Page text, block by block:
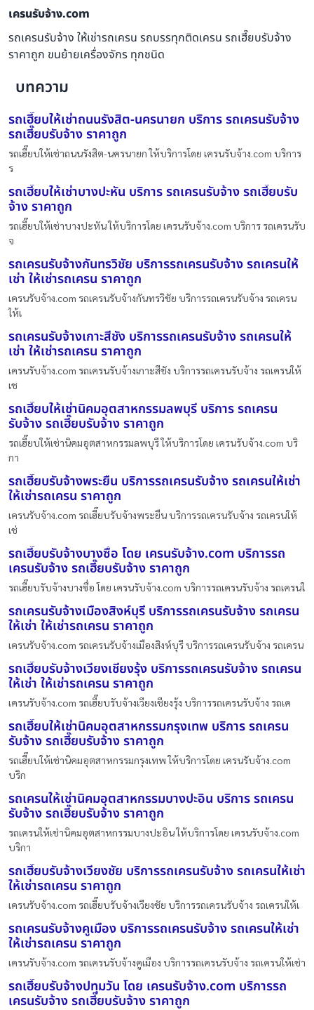
เครนรับจ้าง.com
รถเครนรับจ้าง ให้เช่ารถเครน รถบรรทุกติดเครน รถเฮี๊ยบรับจ้าง
ราคาถูก ขนย้ายเครื่องจักร ทุกชนิด
บทความ
รถเฮี๊ยบให้เช่าถนนรังสิต-นครนายก บริการ รถเครนรับจ้าง
รถเฮี๊ยบรับจ้าง ราคาถูก
รถเฮี๊ยบให้เช่าถนนรังสิต-นครนายก ให้บริการโดย เครนรับจ้าง.com บริการ
ร
รถเฮี๊ยบให้เช่าบางปะหัน บริการ รถเครนรับจ้าง รถเฮี๊ยบรับ
จ้าง ราคาถูก
รถเฮี๊ยบให้เช่าบางปะหัน ให้บริการโดย เครนรับจ้าง.com บริการ รถเครนรับ
จ
รถเครนรับจ้างกันทรวิชัย บริการรถเครนรับจ้าง รถเครนให้
เช่า ให้เช่ารถเครน ราคาถูก
เครนรับจ้าง.com รถเครนรับจ้างกันทรวิชัย บริการรถเครนรับจ้าง รถเครน
ให้เ
รถเครนรับจ้างเกาะสีชัง บริการรถเครนรับจ้าง รถเครนให้
เช่า ให้เช่ารถเครน ราคาถูก
เครนรับจ้าง.com รถเครนรับจ้างเกาะสีชัง บริการรถเครนรับจ้าง รถเครนให้
เช
รถเฮี๊ยบให้เช่านิคมอุตสาหกรรมลพบุรี บริการ รถเครน
รับจ้าง รถเฮี๊ยบรับจ้าง ราคาถูก
รถเฮี๊ยบให้เช่านิคมอุตสาหกรรมลพบุรี ให้บริการโดย เครนรับจ้าง.com บริ
กา
รถเฮี๊ยบรับจ้างพระยืน บริการรถเครนรับจ้าง รถเครนให้เช่า
ให้เช่ารถเครน ราคาถูก
เครนรับจ้าง.com รถเฮี๊ยบรับจ้างพระยืน บริการรถเครนรับจ้าง รถเครนให้
เช่
รถเฮี๊ยบรับจ้างบางซื่อ โดย เครนรับจ้าง.com บริการรถ
เครนรับจ้าง รถเฮี๊ยบรับจ้าง ราคาถูก
รถเฮี๊ยบรับจ้างบางซื่อ โดย เครนรับจ้าง.com บริการรถเครนรับจ้าง รถเครนใ
รถเครนรับจ้างเมืองสิงห์บุรี บริการรถเครนรับจ้าง รถเครน
ให้เช่า ให้เช่ารถเครน ราคาถูก
เครนรับจ้าง.com รถเครนรับจ้างเมืองสิงห์บุรี บริการรถเครนรับจ้าง รถเครน
รถเฮี๊ยบรับจ้างเวียงเชียงรุ้ง บริการรถเครนรับจ้าง รถเครน
ให้เช่า ให้เช่ารถเครน ราคาถูก
เครนรับจ้าง.com รถเฮี๊ยบรับจ้างเวียงเชียงรุ้ง บริการรถเครนรับจ้าง รถเค
รถเฮี๊ยบให้เช่านิคมอุตสาหกรรมกรุงเทพ บริการ รถเครน
รับจ้าง รถเฮี๊ยบรับจ้าง ราคาถูก
รถเฮี๊ยบให้เช่านิคมอุตสาหกรรมกรุงเทพ ให้บริการโดย เครนรับจ้าง.com
บริก
รถเครนให้เช่านิคมอุตสาหกรรมบางปะอิน บริการ รถเครน
รับจ้าง รถเฮี๊ยบรับจ้าง ราคาถูก
รถเครนให้เช่านิคมอุตสาหกรรมบางปะอิน ให้บริการโดย เครนรับจ้าง.com
บริกา
รถเฮี๊ยบรับจ้างเวียงชัย บริการรถเครนรับจ้าง รถเครนให้เช่า
ให้เช่ารถเครน ราคาถูก
เครนรับจ้าง.com รถเฮี๊ยบรับจ้างเวียงชัย บริการรถเครนรับจ้าง รถเครนให้เ
รถเครนรับจ้างคูเมือง บริการรถเครนรับจ้าง รถเครนให้เช่า
ให้เช่ารถเครน ราคาถูก
เครนรับจ้าง.com รถเครนรับจ้างคูเมือง บริการรถเครนรับจ้าง รถเครนให้เช่า
รถเฮี๊ยบรับจ้างปทุมวัน โดย เครนรับจ้าง.com บริการรถ
เครนรับจ้าง รถเฮี๊ยบรับจ้าง ราคาถูก